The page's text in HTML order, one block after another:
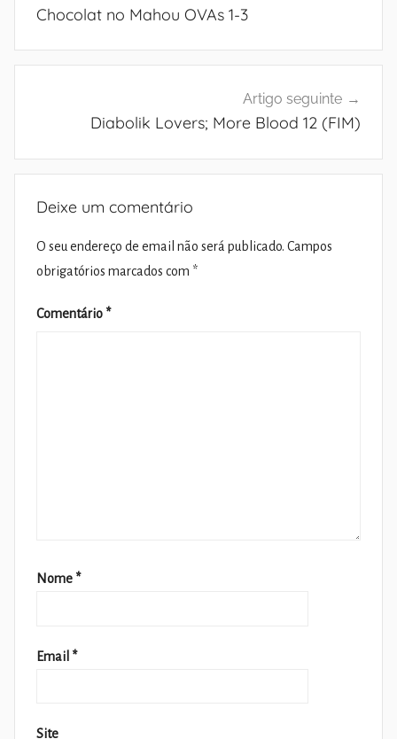
Chocolat no Mahou OVAs 1-3
Artigo seguinte
Diabolik Lovers; More Blood 12 (FIM)
Deixe um comentário
O seu endereço de email não será publicado. Campos
obrigatórios marcados com *
Comentário *
Nome *
Email *
Site